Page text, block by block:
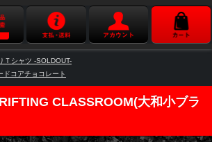
Ｔシャツ -SOLDOUT-
ドコアチョコレート
CLASSROOM(大和小ブラ